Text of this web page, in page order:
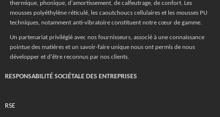
thermique, phonique, d'amortissement, de calfeutrage, de confort. Les
mousses polyéthylène réticulé, les caoutchoucs cellulaires et les mousses PU
techniques, notamment anti-vibratoire constituent notre cœur de gamme.
Un partenariat privilégié avec nos fournisseurs, associé à une connaissance
pointue des matières et un savoir-faire unique nous ont permis de nous
développer et d'être reconnus par nos clients.
RESPONSABILITÉ SOCIÉTALE DES ENTREPRISES
RSE